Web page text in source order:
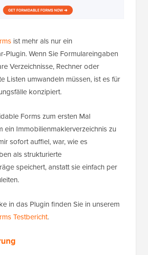
ist mehr als nur ein
Plugin. Wenn Sie Formulareingaben
Verzeichnisse, Rechner oder
Listen umwandeln müssen, ist es für
konzipiert.
Forms zum ersten Mal
ein Immobilienmaklerverzeichnis zu
sofort auffiel, war, wie es
als strukturierte
speichert, anstatt sie einfach per
in das Plugin finden Sie in unserem
Testbericht.